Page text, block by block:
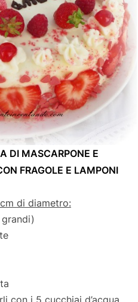
DI MASCARPONE E
FRAGOLE E LAMPONI
di diametro:
con i 5 cucchiai d’acqua